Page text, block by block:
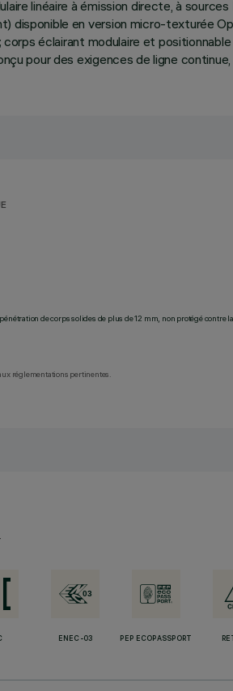
linéaire à émission directe, à
disponible en version micro-texturée
éclairant modulaire et
pour des exigences de ligne
de corps solides de plus de 12 mm, non protégé contre
réglementations pertinentes.
ENEC-03 PEP ECOPASSPORT